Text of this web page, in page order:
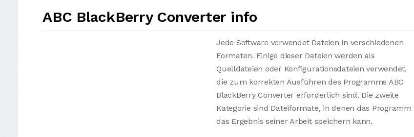
ABC BlackBerry Converter info
Jede Software verwendet Dateien in verschiedenen
Formaten. Einige dieser Dateien werden als
Quelldateien oder Konfigurationsdateien verwendet,
die zum korrekten Ausführen des Programms ABC
BlackBerry Converter erforderlich sind. Die zweite
Kategorie sind Dateiformate, in denen das Programm
das Ergebnis seiner Arbeit speichern kann.